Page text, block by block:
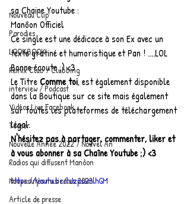
Nouveau Clip
Parodies
LOOKBOOK
Remix Club / Clubbing
interview / Podcast
Vidéos Live Facebook
Teaser
Nouvelle Année 2022 / Nouvel An
Radios qui diffusent Manôon
Nouveautés musicales 2023
Article de presse
sa Chaine Youtube :
Manôon Officiel
Ce single est une dédicace à son Ex avec un
texte gratiné et humoristique et Pan ! ....LOL
Bonne écoute ;) <3
Le Titre Comme toi, est également disponible
dans la Boutique sur ce site mais également
sur toutes les plateformes de téléchargement
légal.
N'hésitez pas à partager, commenter, liker et
à vous abonner à sa Chaîne Youtube ;) <3
https://youtu.be/hJzps6mlhGM